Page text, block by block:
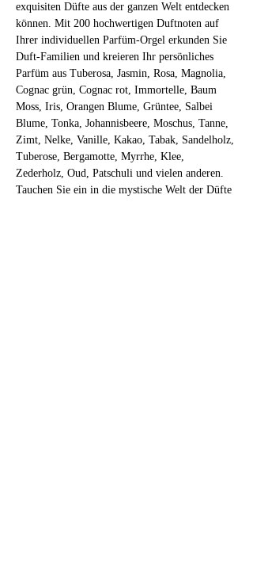
exquisiten Düfte aus der ganzen Welt entdecken
können. Mit 200 hochwertigen Duftnoten auf
Ihrer individuellen Parfüm-Orgel erkunden Sie
Duft-Familien und kreieren Ihr persönliches
Parfüm aus Tuberosa, Jasmin, Rosa, Magnolia,
Cognac grün, Cognac rot, Immortelle, Baum
Moss, Iris, Orangen Blume, Grüntee, Salbei
Blume, Tonka, Johannisbeere, Moschus, Tanne,
Zimt, Nelke, Vanille, Kakao, Tabak, Sandelholz,
Tuberose, Bergamotte, Myrrhe, Klee,
Zederholz, Oud, Patschuli und vielen anderen.
Tauchen Sie ein in die mystische Welt der Düfte